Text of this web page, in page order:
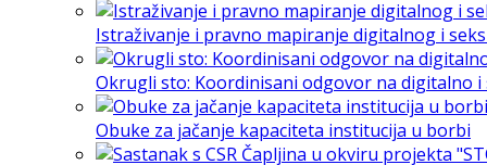
Istraživanje i pravno mapiranje digitalnog i
Okrugli sto: Koordinisani odgovor na digitalno i
Obuke za jačanje kapaciteta institucija u borbi